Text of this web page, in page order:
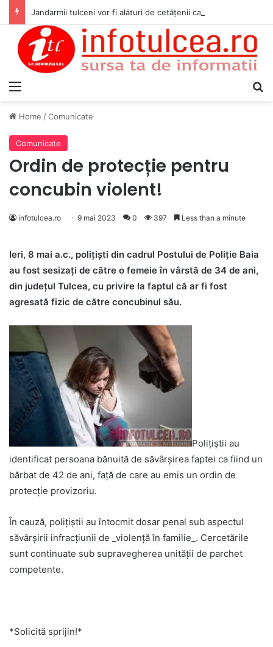
Home /Comunicate
Comunicate
Ordin de protecție pentru
concubin violent!
infotulcea.ro 9 mai 2023 0 397 Less than a minute
Ieri, 8 mai a.c., polițiști din cadrul Postului de Poliție Baia
au fost sesizați de către o femeie în vârstă de 34 de ani,
din județul Tulcea, cu privire la faptul că ar fi fost
agresată fizic de către concubinul său.
Polițiștii au
identificat persoana bănuită de săvârșirea faptei ca fiind un
bărbat de 42 de ani, față de care au emis un ordin de
protecție provizoriu.
În cauză, polițiștii au întocmit dosar penal sub aspectul
săvârșirii infracțiunii de _violență în familie_. Cercetările
sunt continuate sub supravegherea unității de parchet
competente.
*Solicită sprijin!*